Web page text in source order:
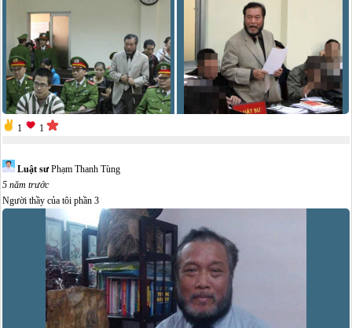
1 1
Luật sưPhạm Thanh Tùng
5 năm trước
Người thầy của tôi phần 3